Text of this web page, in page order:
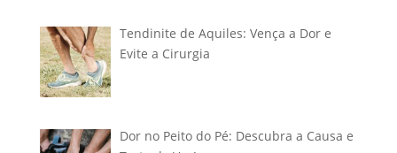
Tendinite de Aquiles: Vença a Dor e
Evite a Cirurgia
Dor no Peito do Pé: Descubra a Causa e